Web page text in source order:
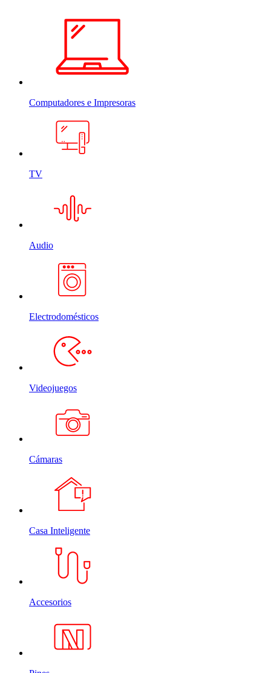
Computadores e Impresoras
TV
Audio
Electrodomésticos
Videojuegos
Cámaras
Casa Inteligente
Accesorios